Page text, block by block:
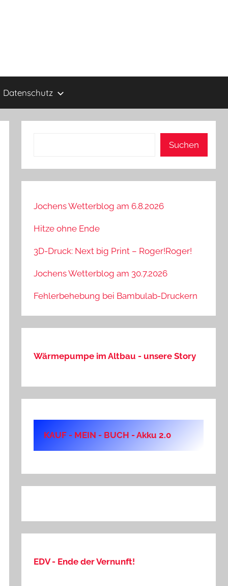
Datenschutz
Suchen
Jochens Wetterblog am 6.8.2026
Hitze ohne Ende
3D-Druck: Next big Print – Roger!Roger!
Jochens Wetterblog am 30.7.2026
Fehlerbehebung bei Bambulab-Druckern
Wärmepumpe im Altbau - unsere Story
KAUF - MEIN - BUCH - Akku 2.0
EDV - Ende der Vernunft!